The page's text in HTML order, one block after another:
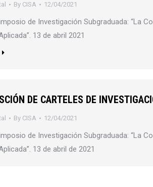
By CISA 12/04/2021
de Investigación Subgraduada: “La
13 de abril 2021
DE CARTELES DE
By CISA 12/04/2021
de Investigación Subgraduada: “La
13 de abril de 2021